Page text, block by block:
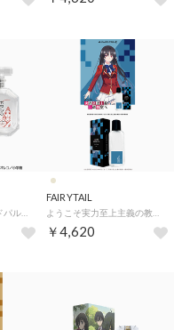
FAIRYTAIL
ようこそ実力至上主義の教室へ オードパルファム【返品不可商品】 （堀北 鈴音）
￥4,620